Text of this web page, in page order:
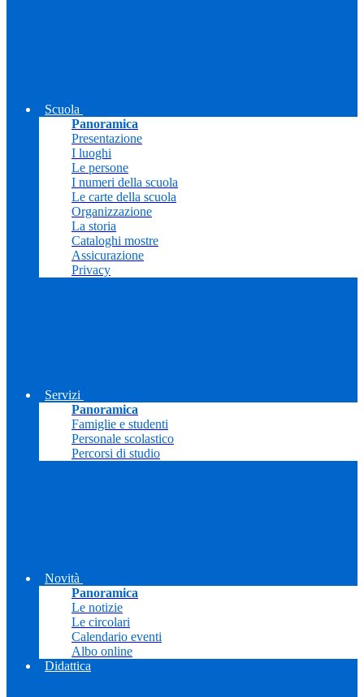
Scuola
Panoramica
Presentazione
I luoghi
Le persone
I numeri della scuola
Le carte della scuola
Organizzazione
La storia
Cataloghi mostre
Assicurazione
Privacy
Servizi
Panoramica
Famiglie e studenti
Personale scolastico
Percorsi di studio
Novità
Panoramica
Le notizie
Le circolari
Calendario eventi
Albo online
Didattica